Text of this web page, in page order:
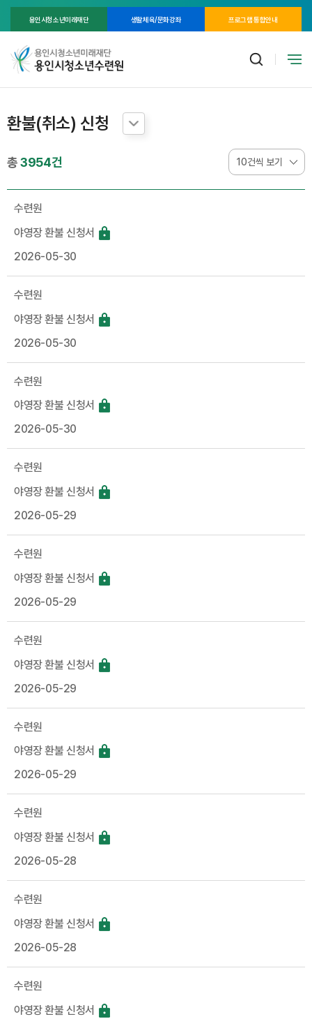
용인시청소년미래재단 생활체육/문화강좌 프로그램 통합안내
환불(취소) 신청
총3954건
수련원
야영장 환불 신청서
2026-05-30
수련원
야영장 환불 신청서
2026-05-30
수련원
야영장 환불 신청서
2026-05-30
수련원
야영장 환불 신청서
2026-05-29
수련원
야영장 환불 신청서
2026-05-29
수련원
야영장 환불 신청서
2026-05-29
수련원
야영장 환불 신청서
2026-05-29
수련원
야영장 환불 신청서
2026-05-28
수련원
야영장 환불 신청서
2026-05-28
수련원
야영장 환불 신청서